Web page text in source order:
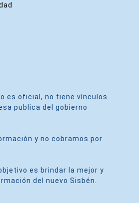
es oficial, no tiene vínculos
publica del gobierno
y no cobramos por
es brindar la mejor y
del nuevo Sisbén.